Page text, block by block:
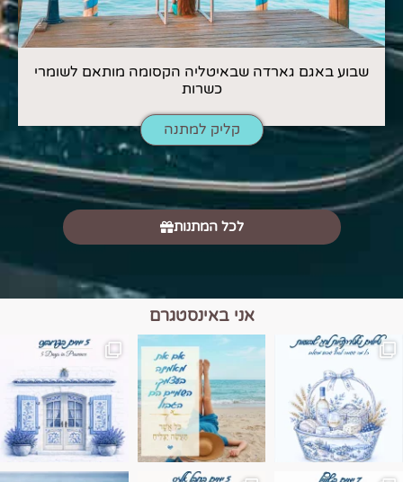
שבוע באגם גארדה שבאיטליה הקסומה מותאם לשומרי
כשרות
קליק למתנה
לכל המתנות
אני באינסטגרם
הם הגבול 💙🩵
בחבל אלזס צרפת
בחופשה שבו הכל נהיה פשוט יותר. החול, הי